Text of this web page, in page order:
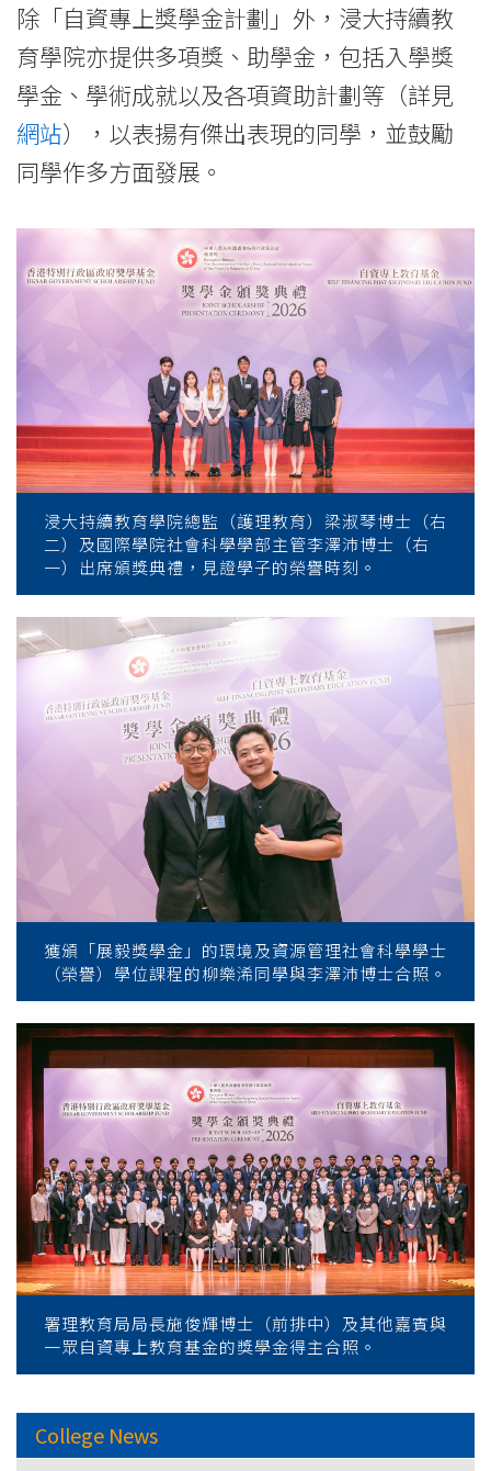
除「自資專上獎學金計劃」外，浸大持續教
育學院亦提供多項獎、助學金，包括入學獎
學金、學術成就以及各項資助計劃等（詳見
網站），以表揚有傑出表現的同學，並鼓勵
同學作多方面發展。
浸大持續教育學院總監（護理教育）梁淑琴博士（右
二）及國際學院社會科學學部主管李澤沛博士（右
一）出席頒獎典禮，見證學子的榮譽時刻。
獲頒「展毅獎學金」的環境及資源管理社會科學學士
（榮譽）學位課程的柳樂浠同學與李澤沛博士合照。
署理教育局局長施俊輝博士（前排中）及其他嘉賓與
一眾自資專上教育基金的獎學金得主合照。
College News